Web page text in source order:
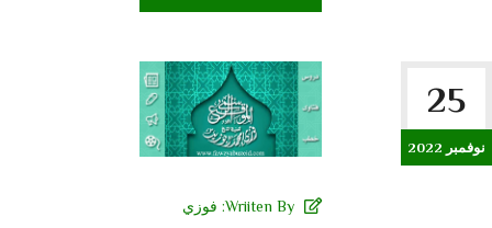
25
نوفمبر 2022
Wriiten By: فوزي